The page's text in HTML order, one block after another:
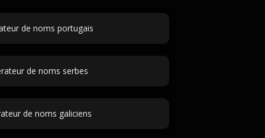
de noms portugais
de noms serbes
de noms galiciens